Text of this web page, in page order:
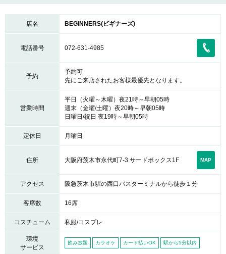
店名 BEGINNERS(ビギナーズ)
電話番号 072-631-4985
予約
予約可
先にご来店されたお客様最優先となります。
営業時間
平日（火曜～木曜）夜21時～早朝05時
週末（金曜/土曜）夜20時～早朝05時
日曜日/祝日 夜19時～早朝05時
定休日 月曜日
住所 大阪府茨木市永代町7-3 サードボックス1F MAP
アクセス 阪急茨木市駅の西口バスターミナルから徒歩１分
客席数 16席
コスチューム 私服/コスプレ
環境
サービス
飲み放題 カラオケ カード払いOK 駅から5分以内